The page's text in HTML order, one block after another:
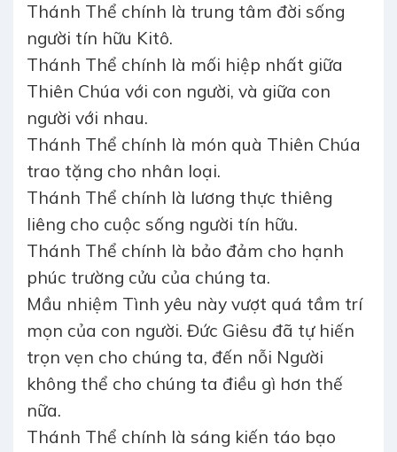
Thánh Thể chính là trung tâm đời sống
người tín hữu Kitô.
Thánh Thể chính là mối hiệp nhất giữa
Thiên Chúa với con người, và giữa con
người với nhau.
Thánh Thể chính là món quà Thiên Chúa
trao tặng cho nhân loại.
Thánh Thể chính là lương thực thiêng
liêng cho cuộc sống người tín hữu.
Thánh Thể chính là bảo đảm cho hạnh
phúc trường cửu của chúng ta.
Mầu nhiệm Tình yêu này vượt quá tầm trí
mọn của con người. Đức Giêsu đã tự hiến
trọn vẹn cho chúng ta, đến nỗi Người
không thể cho chúng ta điều gì hơn thế
nữa.
Thánh Thể chính là sáng kiến táo bạo